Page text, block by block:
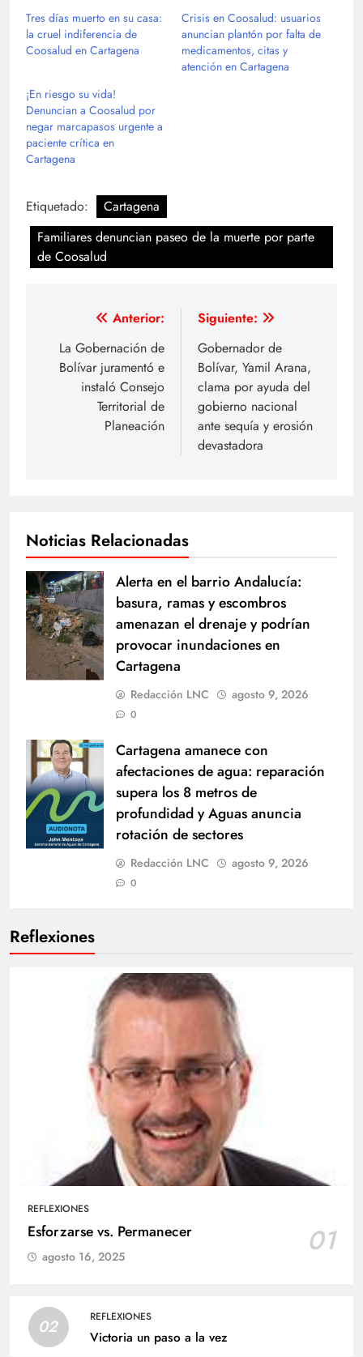
Reflexiones
REFLEXIONES
Esforzarse vs. Permanecer 01
agosto 16, 2025
02 REFLEXIONES
Victoria un paso a la vez
Tres días muerto en su casa:
la cruel indiferencia de
Coosalud en Cartagena
Crisis en Coosalud: usuarios
anuncian plantón por falta de
medicamentos, citas y
atención en Cartagena
¡En riesgo su vida!
Denuncian a Coosalud por
negar marcapasos urgente a
paciente crítica en
Cartagena
Etiquetado:
Cartagena
Familiares denuncian paseo de la muerte por parte
de Coosalud
Navegación
de
entradas
Anterior:
La Gobernación de
Bolívar juramentó e
instaló Consejo
Territorial de
Planeación
Siguiente:
Gobernador de
Bolívar, Yamil Arana,
clama por ayuda del
gobierno nacional
ante sequía y erosión
devastadora
Noticias Relacionadas
Alerta en el barrio Andalucía:
basura, ramas y escombros
amenazan el drenaje y podrían
provocar inundaciones en
Cartagena
Redacción LNC agosto 9, 2026
0
Cartagena amanece con
afectaciones de agua: reparación
supera los 8 metros de
profundidad y Aguas anuncia
rotación de sectores
Redacción LNC agosto 9, 2026
0